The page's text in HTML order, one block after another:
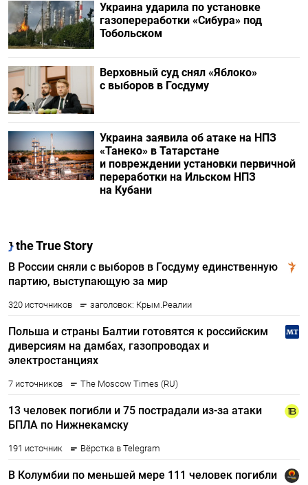
Украина ударила по установке
газопереработки «Сибура» под
Тобольском
Верховный суд снял «Яблоко»
с выборов в Госдуму
Украина заявила об атаке на НПЗ
«Танеко» в Татарстане
и повреждении установки первичной
переработки на Ильском НПЗ
на Кубани